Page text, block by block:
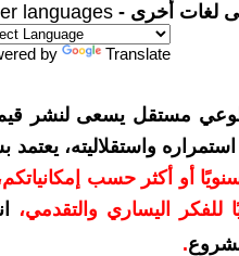
لغات أخرى - languages
by Translate
مستقل يسعى لنشر قيم
واستقلاليته،
10 دولارات سنويًا أو أكثر حسب
للفكر اليساري والتقدمي،
.